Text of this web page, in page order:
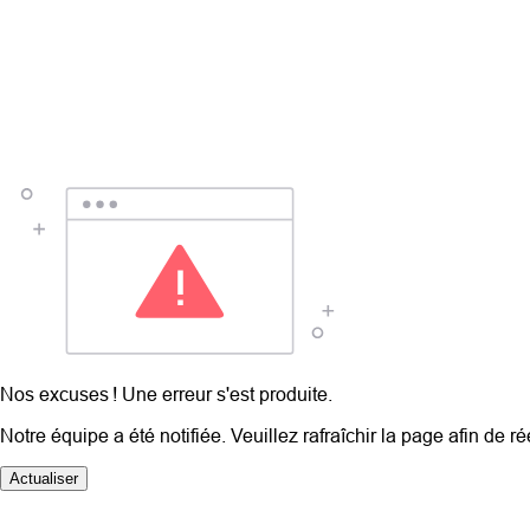
Nos excuses ! Une erreur s'est produite.
Notre équipe a été notifiée. Veuillez rafraîchir la page afin de
Actualiser